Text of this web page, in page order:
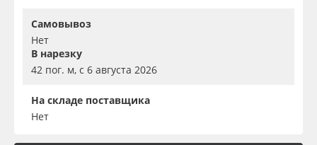
Самовывоз
Нет
В нарезку
42 пог. м, с 6 августа 2026
На складе поставщика
Нет